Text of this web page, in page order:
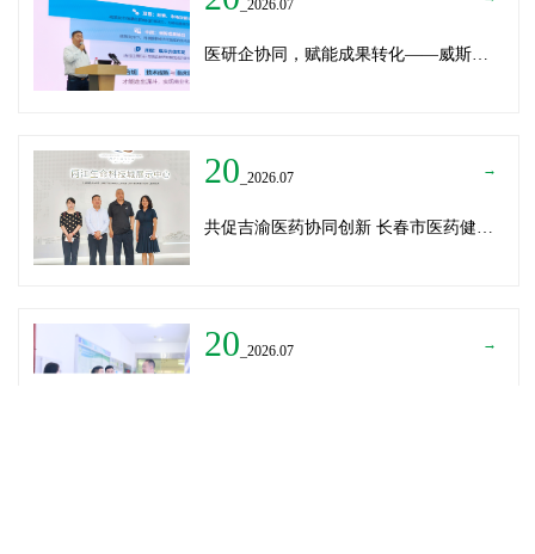
_2026.07
20 _2026.07 →
共促吉渝医药协同创新 长春市医药健康局与威斯腾生物走访重庆两江生命科技城
20 _2026.07 →